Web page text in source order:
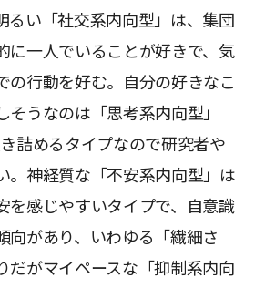
るい「社交系内向型」は、集団
に一人でいることが好きで、気
の行動を好む。自分の好きなこ
そうなのは「思考系内向型」
詰めるタイプなので研究者や
。神経質な「不安系内向型」は
を感じやすいタイプで、自意識
向があり、いわゆる「繊細さ
だがマイペースな「抑制系内向